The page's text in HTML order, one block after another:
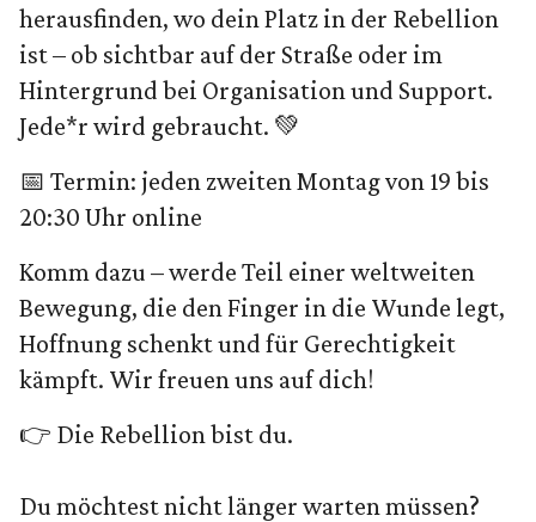
herausfinden, wo dein Platz in der Rebellion
ist – ob sichtbar auf der Straße oder im
Hintergrund bei Organisation und Support.
Jede*r wird gebraucht. 💚
📅 Termin: jeden zweiten Montag von 19 bis
20:30 Uhr online
Komm dazu – werde Teil einer weltweiten
Bewegung, die den Finger in die Wunde legt,
Hoffnung schenkt und für Gerechtigkeit
kämpft. Wir freuen uns auf dich!
👉 Die Rebellion bist du.
Du möchtest nicht länger warten müssen?